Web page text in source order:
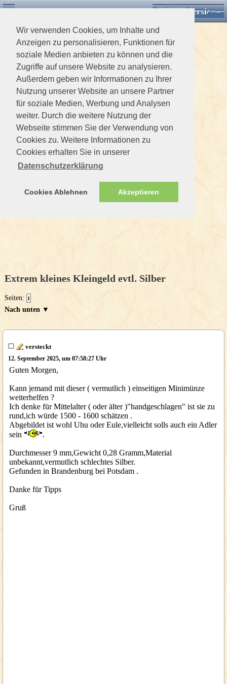
Wir verwenden Cookies, um Inhalte und
Anzeigen zu personalisieren, Funktionen für
soziale Medien anbieten zu können und die
Zugriffe auf unsere Website zu analysieren.
Außerdem geben wir Informationen zu Ihrer
Nutzung unserer Website an unsere Partner
für soziale Medien, Werbung und Analysen
weiter. Durch die weitere Nutzung der
Webseite stimmen Sie der Verwendung von
Cookies zu. Weitere Informationen zu
Cookies erhalten Sie in unserer
Datenschutzerklärung
Cookies Ablehnen Akzeptieren
Desktop VersionEinloggen
Extrem kleines Kleingeld evtl. Silber
Seiten: 1
Nach unten ▼
versteckt
12. September 2025, um 07:58:27 Uhr
Guten Morgen,
Kann jemand mit dieser ( vermutlich ) einseitigen Minimünze
weiterhelfen ?
Ich denke für Mittelalter ( oder älter )"handgeschlagen" ist sie zu
rund,ich würde 1500 - 1600 schätzen .
Abgebildet ist wohl Uhu oder Eule,vielleicht solls auch ein Adler
sein
.
Durchmesser 9 mm,Gewicht 0,28 Gramm,Material
unbekannt,vermutlich schlechtes Silber.
Gefunden in Brandenburg bei Potsdam .
Danke für Tipps
Gruß